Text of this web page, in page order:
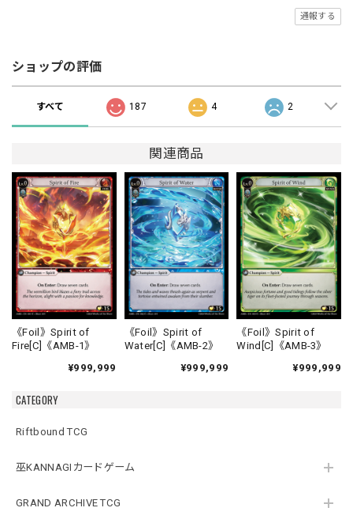
CATEGORY
Riftbound TCG
巫KANNAGIカードゲーム
GRAND ARCHIVE TCG
通報する
ショップの評価
すべて 187 4 2
関連商品
《Foil》Spirit of
Fire[C]《AMB-1》
¥999,999
《Foil》Spirit of
Water[C]《AMB-2》
¥999,999
《Foil》Spirit of
Wind[C]《AMB-3》
¥999,999